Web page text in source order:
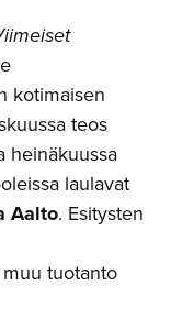
kotimaisen
teos
heinäkuussa
laulavat
Aalto. Esitysten
tuotanto